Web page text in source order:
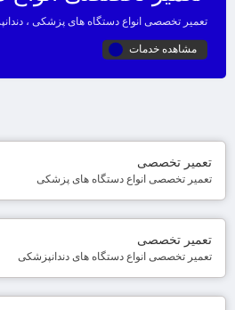
تعمیر تخصصی انواع دستگاه های پزشکی ،
مشاهده خدمات
تعمیر تخصصی
تعمیر تخصصی انواع دستگاه های پزشکی
تعمیر تخصصی
تعمیر تخصصی انواع دستگاه های دندانپزشکی